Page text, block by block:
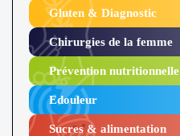
Gluten & Diagnostic
Chirurgies de la femme
Prévention nutritionnelle
Edouleur​
Sucres & alimentation​